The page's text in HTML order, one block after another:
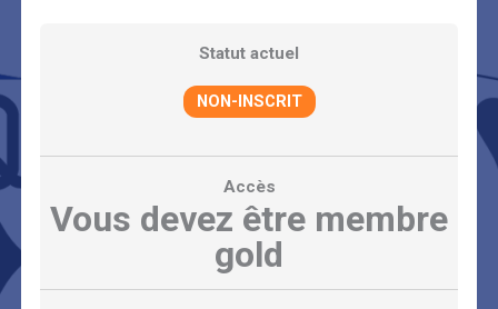
Statut actuel
NON-INSCRIT
Accès
Vous devez être membre
gold